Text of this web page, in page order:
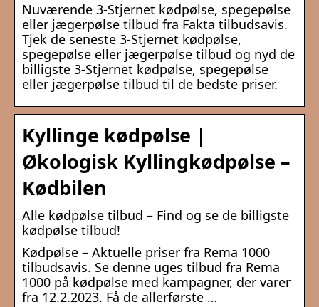
Nuværende 3-Stjernet kødpølse, spegepølse
eller jægerpølse tilbud fra Fakta tilbudsavis.
Tjek de seneste 3-Stjernet kødpølse,
spegepølse eller jægerpølse tilbud og nyd de
billigste 3-Stjernet kødpølse, spegepølse
eller jægerpølse tilbud til de bedste priser.
Kyllinge kødpølse |
Økologisk Kyllingkødpølse –
Kødbilen
Alle kødpølse tilbud – Find og se de billigste
kødpølse tilbud!
Kødpølse – Aktuelle priser fra Rema 1000
tilbudsavis. Se denne uges tilbud fra Rema
1000 på kødpølse med kampagner, der varer
fra 12.2.2023. Få de allerførste …